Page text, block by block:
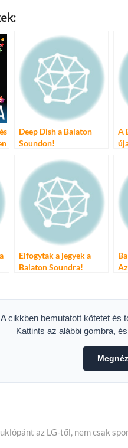
u
m
es m
e
g
Deep Dish a Balaton
Soundon!
A
Elfogytak a jegyek a
Balaton Soundra!
cikkben bemutatott kötetet és
Kattints az alábbi gombra,
az LG-től, nem csak